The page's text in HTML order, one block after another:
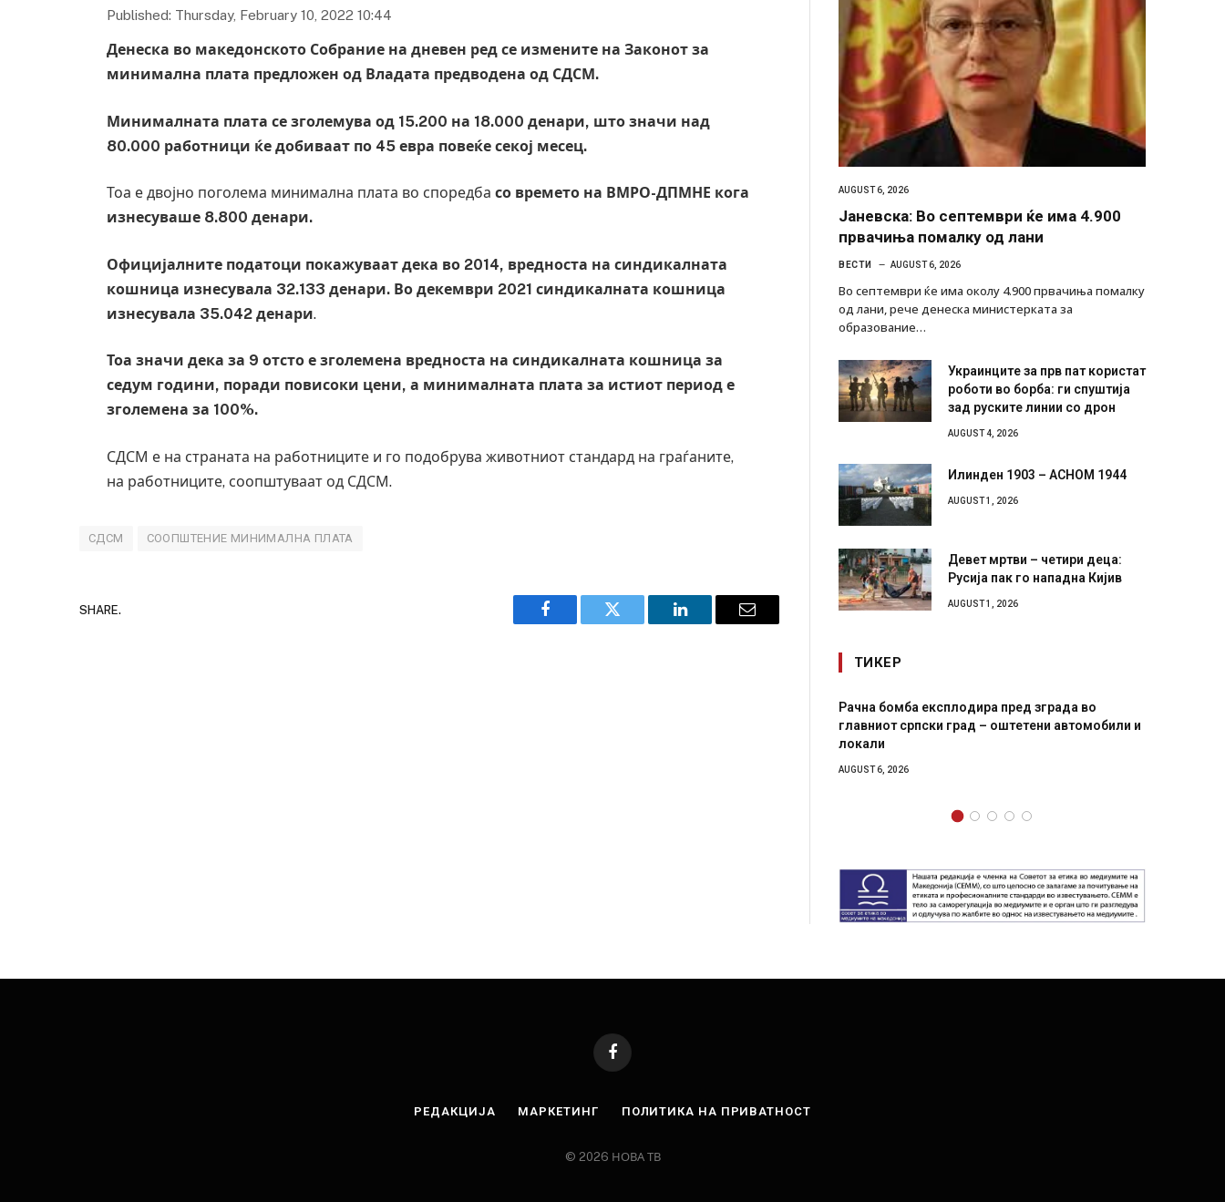
Published: Thursday, February 10, 2022 10:44
Денеска во македонското Собрание на дневен ред се измените на Законот за
минимална плата предложен од Владата предводена од СДСМ.
Минималната плата се зголемува од 15.200 на 18.000 денари, што значи над
80.000 работници ќе добиваат по 45 евра повеќе секој месец.
Тоа е двојно поголема минимална плата во споредбасо времето на ВМРО-ДПМНЕ кога
изнесуваше 8.800 денари.
Официјалните податоци покажуваат дека во 2014, вредноста на синдикалната
кошница изнесувала 32.133 денари. Во декември 2021 синдикалната кошница
изнесувала 35.042 денари.
Тоа значи дека за 9 отсто е зголемена вредноста на синдикалната кошница за
седум години, поради повисоки цени, а минималната плата за истиот период е
зголемена за 100%.
СДСМ е на страната на работниците и го подобрува животниот стандард на граѓаните,
на работниците, соопштуваат од СДСМ.
СДСМ СООПШТЕНИЕ МИНИМАЛНА ПЛАТА
SHARE.
Facebook Twitter LinkedIn Email
AUGUST 6, 2026
Јаневска: Во септември ќе има 4.900
првачиња помалку од лани
ВЕСТИ AUGUST 6, 2026
Во септември ќе има околу 4.900 првачиња помалку
од лани, рече денеска министерката за
образование…
Украинците за прв пат користат
роботи во борба: ги спуштија
зад руските линии со дрон
AUGUST 4, 2026
Илинден 1903 – АСНОМ 1944
AUGUST 1, 2026
Девет мртви – четири деца:
Русија пак го нападна Кијив
AUGUST 1, 2026
ТИКЕР
Рачна бомба експлодира пред зграда во
главниот српски град – оштетени автомобили и
локали
AUGUST 6, 2026
Facebook
РЕДАКЦИЈА МАРКЕТИНГ ПОЛИТИКА НА ПРИВАТНОСТ
© 2026 НОВА ТВ